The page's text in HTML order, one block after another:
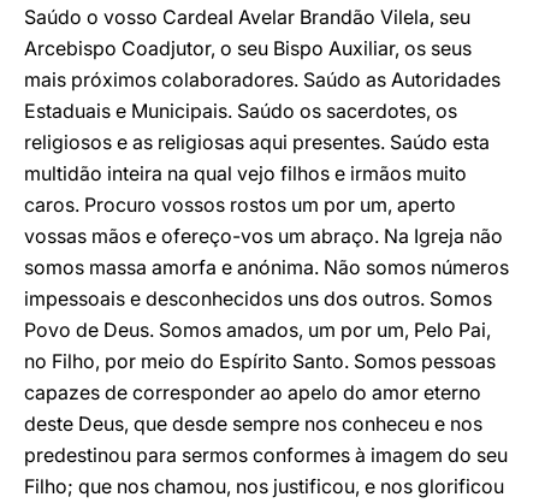
Saúdo o vosso Cardeal Avelar Brandão Vilela, seu
Arcebispo Coadjutor, o seu Bispo Auxiliar, os seus
mais próximos colaboradores. Saúdo as Autoridades
Estaduais e Municipais. Saúdo os sacerdotes, os
religiosos e as religiosas aqui presentes. Saúdo esta
multidão inteira na qual vejo filhos e irmãos muito
caros. Procuro vossos rostos um por um, aperto
vossas mãos e ofereço-vos um abraço. Na Igreja não
somos massa amorfa e anónima. Não somos números
impessoais e desconhecidos uns dos outros. Somos
Povo de Deus. Somos amados, um por um, Pelo Pai,
no Filho, por meio do Espírito Santo. Somos pessoas
capazes de corresponder ao apelo do amor eterno
deste Deus, que desde sempre nos conheceu e nos
predestinou para sermos conformes à imagem do seu
Filho; que nos chamou, nos justificou, e nos glorificou